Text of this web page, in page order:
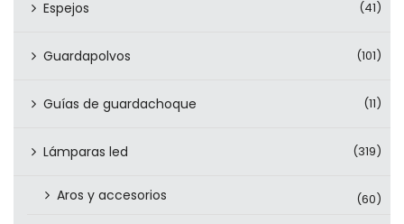
Espejos (41)
Guardapolvos (101)
Guías de guardachoque (11)
Lámparas led (319)
Aros y accesorios (60)